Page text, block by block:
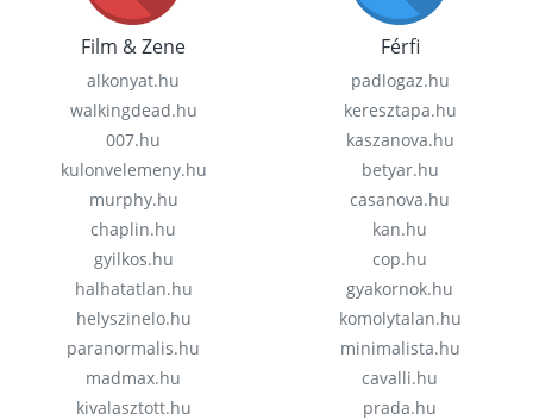
Film & Zene
alkonyat.hu
walkingdead.hu
007.hu
kulonvelemeny.hu
murphy.hu
chaplin.hu
gyilkos.hu
halhatatlan.hu
helyszinelo.hu
paranormalis.hu
madmax.hu
kivalasztott.hu
Férfi
padlogaz.hu
keresztapa.hu
kaszanova.hu
betyar.hu
casanova.hu
kan.hu
cop.hu
gyakornok.hu
komolytalan.hu
minimalista.hu
cavalli.hu
prada.hu